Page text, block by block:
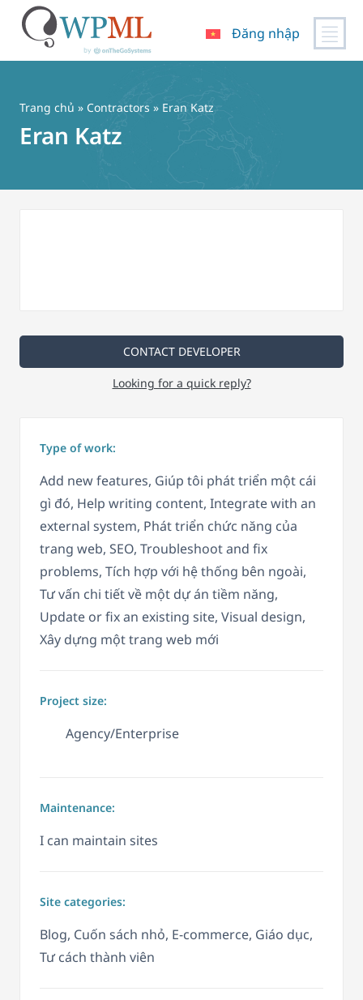
Đăng nhập
Trang chủ » Contractors » Eran Katz
Eran Katz
CONTACT DEVELOPER
Looking for a quick reply?
Type of work:
Add new features, Giúp tôi phát triển một cái
gì đó, Help writing content, Integrate with an
external system, Phát triển chức năng của
trang web, SEO, Troubleshoot and fix
problems, Tích hợp với hệ thống bên ngoài,
Tư vấn chi tiết về một dự án tiềm năng,
Update or fix an existing site, Visual design,
Xây dựng một trang web mới
Project size:
Agency/Enterprise
Maintenance:
I can maintain sites
Site categories:
Blog, Cuốn sách nhỏ, E-commerce, Giáo dục,
Tư cách thành viên